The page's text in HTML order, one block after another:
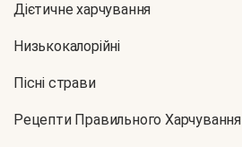
Дієтичне харчування
Низькокалорійні
Пісні страви
Рецепти Правильного Харчування